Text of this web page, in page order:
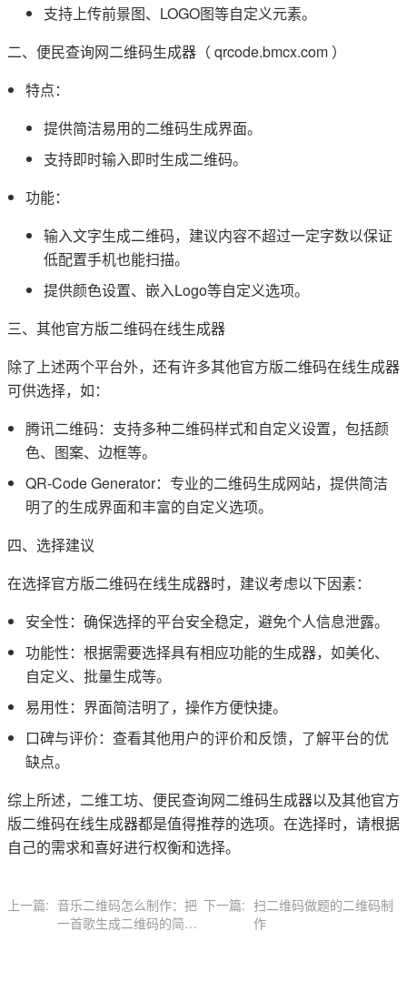
支持上传前景图、LOGO图等自定义元素。
二、便民查询网二维码生成器（ qrcode.bmcx.com ）
特点：
提供简洁易用的二维码生成界面。
支持即时输入即时生成二维码。
功能：
输入文字生成二维码，建议内容不超过一定字数以保证
低配置手机也能扫描。
提供颜色设置、嵌入Logo等自定义选项。
三、其他官方版二维码在线生成器
除了上述两个平台外，还有许多其他官方版二维码在线生成器
可供选择，如：
腾讯二维码：支持多种二维码样式和自定义设置，包括颜
色、图案、边框等。
QR-Code Generator：专业的二维码生成网站，提供简洁
明了的生成界面和丰富的自定义选项。
四、选择建议
在选择官方版二维码在线生成器时，建议考虑以下因素：
安全性：确保选择的平台安全稳定，避免个人信息泄露。
功能性：根据需要选择具有相应功能的生成器，如美化、
自定义、批量生成等。
易用性：界面简洁明了，操作方便快捷。
口碑与评价：查看其他用户的评价和反馈，了解平台的优
缺点。
综上所述，二维工坊、便民查询网二维码生成器以及其他官方
版二维码在线生成器都是值得推荐的选项。在选择时，请根据
自己的需求和喜好进行权衡和选择。
上一篇: 音乐二维码怎么制作：把
一首歌生成二维码的简单
下一篇: 扫二维码做题的二维码制
作